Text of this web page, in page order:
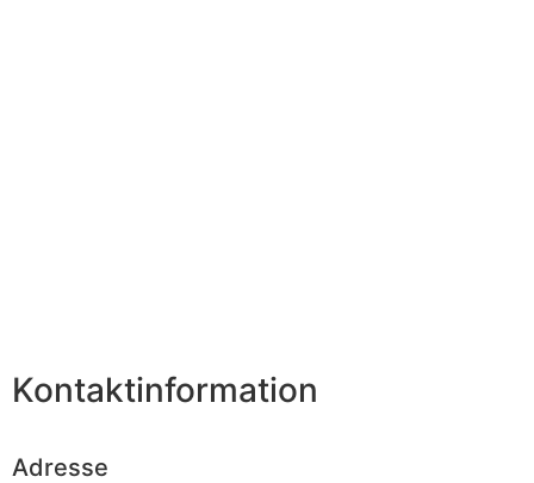
Kontaktinformation
Adresse